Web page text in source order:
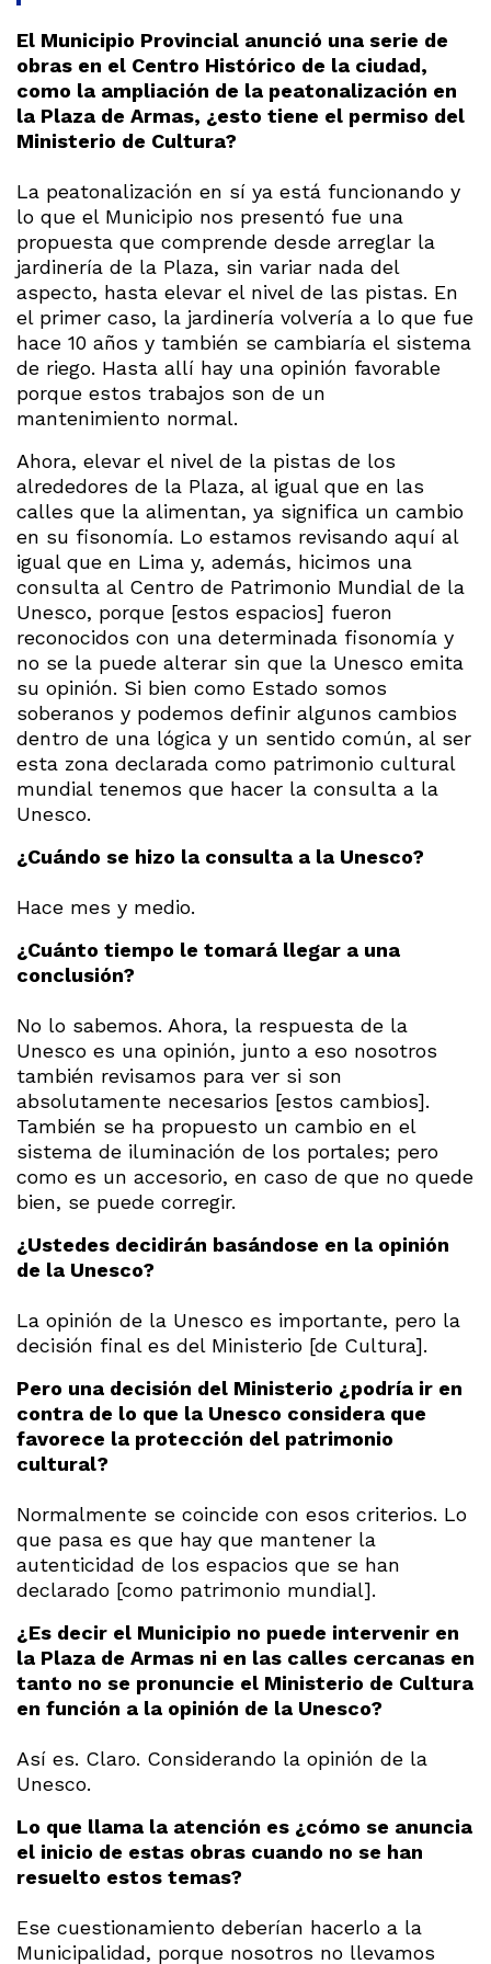
El Municipio Provincial anunció una serie de
obras en el Centro Histórico de la ciudad,
como la ampliación de la peatonalización en
la Plaza de Armas, ¿esto tiene el permiso del
Ministerio de Cultura?
La peatonalización en sí ya está funcionando y
lo que el Municipio nos presentó fue una
propuesta que comprende desde arreglar la
jardinería de la Plaza, sin variar nada del
aspecto, hasta elevar el nivel de las pistas. En
el primer caso, la jardinería volvería a lo que fue
hace 10 años y también se cambiaría el sistema
de riego. Hasta allí hay una opinión favorable
porque estos trabajos son de un
mantenimiento normal.
Ahora, elevar el nivel de la pistas de los
alrededores de la Plaza, al igual que en las
calles que la alimentan, ya significa un cambio
en su fisonomía. Lo estamos revisando aquí al
igual que en Lima y, además, hicimos una
consulta al Centro de Patrimonio Mundial de la
Unesco, porque [estos espacios] fueron
reconocidos con una determinada fisonomía y
no se la puede alterar sin que la Unesco emita
su opinión. Si bien como Estado somos
soberanos y podemos definir algunos cambios
dentro de una lógica y un sentido común, al ser
esta zona declarada como patrimonio cultural
mundial tenemos que hacer la consulta a la
Unesco.
¿Cuándo se hizo la consulta a la Unesco?
Hace mes y medio.
¿Cuánto tiempo le tomará llegar a una
conclusión?
No lo sabemos. Ahora, la respuesta de la
Unesco es una opinión, junto a eso nosotros
también revisamos para ver si son
absolutamente necesarios [estos cambios].
También se ha propuesto un cambio en el
sistema de iluminación de los portales; pero
como es un accesorio, en caso de que no quede
bien, se puede corregir.
¿Ustedes decidirán basándose en la opinión
de la Unesco?
La opinión de la Unesco es importante, pero la
decisión final es del Ministerio [de Cultura].
Pero una decisión del Ministerio ¿podría ir en
contra de lo que la Unesco considera que
favorece la protección del patrimonio
cultural?
Normalmente se coincide con esos criterios. Lo
que pasa es que hay que mantener la
autenticidad de los espacios que se han
declarado [como patrimonio mundial].
¿Es decir el Municipio no puede intervenir en
la Plaza de Armas ni en las calles cercanas en
tanto no se pronuncie el Ministerio de Cultura
en función a la opinión de la Unesco?
Así es. Claro. Considerando la opinión de la
Unesco.
Lo que llama la atención es ¿cómo se anuncia
el inicio de estas obras cuando no se han
resuelto estos temas?
Ese cuestionamiento deberían hacerlo a la
Municipalidad, porque nosotros no llevamos